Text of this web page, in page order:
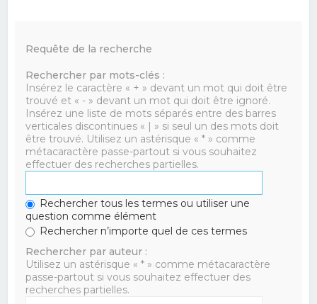
Requête de la recherche
Rechercher par mots-clés :
Insérez le caractère « + » devant un mot qui doit être
trouvé et « - » devant un mot qui doit être ignoré.
Insérez une liste de mots séparés entre des barres
verticales discontinues « | » si seul un des mots doit
être trouvé. Utilisez un astérisque « * » comme
métacaractère passe-partout si vous souhaitez
effectuer des recherches partielles.
Rechercher tous les termes ou utiliser une
question comme élément
Rechercher n’importe quel de ces termes
Rechercher par auteur :
Utilisez un astérisque « * » comme métacaractère
passe-partout si vous souhaitez effectuer des
recherches partielles.